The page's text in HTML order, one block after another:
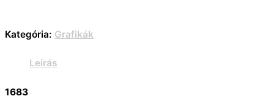
Kategória: Grafikák
Leírás
1683